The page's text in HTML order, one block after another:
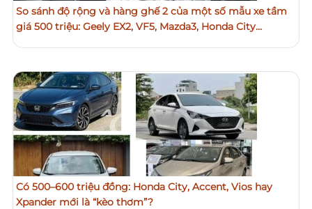
So sánh độ rộng và hàng ghế 2 của một số mẫu xe tầm
giá 500 triệu: Geely EX2, VF5, Mazda3, Honda City…
Có 500–600 triệu đồng: Honda City, Accent, Vios hay
Xpander mới là “kèo thơm”?